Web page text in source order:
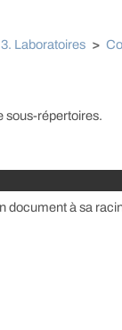
3. Laboratoires >
sous-répertoires.
document à sa